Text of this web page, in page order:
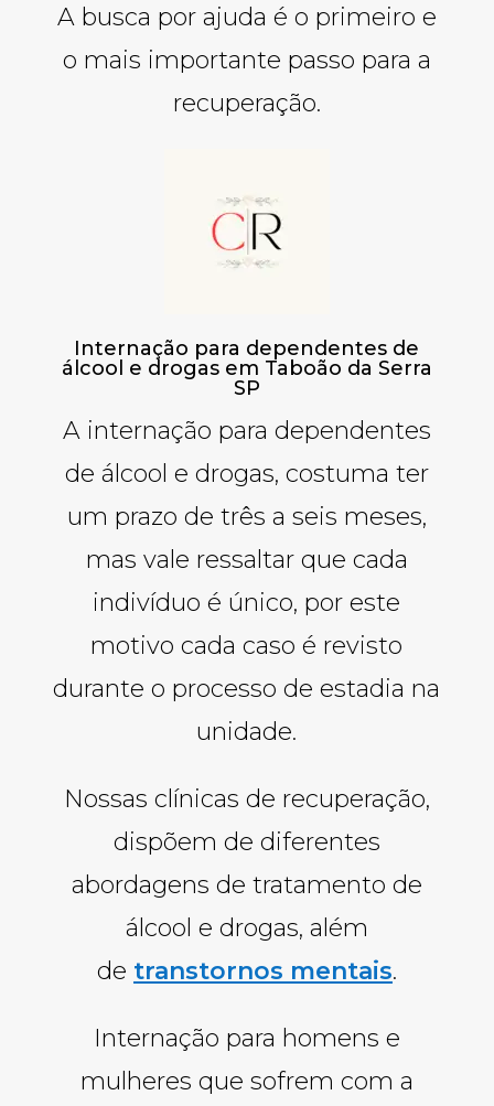
A busca por ajuda é o primeiro e
o mais importante passo para a
recuperação.
Internação para dependentes de
álcool e drogas em Taboão da Serra
SP
A internação para dependentes
de álcool e drogas, costuma ter
um prazo de três a seis meses,
mas vale ressaltar que cada
indivíduo é único, por este
motivo cada caso é revisto
durante o processo de estadia na
unidade.
Nossas clínicas de recuperação,
dispõem de diferentes
abordagens de tratamento de
álcool e drogas, além
de transtornos mentais.
Internação para homens e
mulheres que sofrem com a